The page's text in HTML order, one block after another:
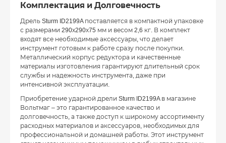
Комплектация и Долговечность
Дрель Sturm ID2199A поставляется в компактной упаковке
с размерами 290х290х75 мм и весом 2,6 кг. В комплект
входят все необходимые аксессуары, что делает
инструмент готовым к работе сразу после покупки.
Металлический корпус редуктора и качественные
материалы изготовления гарантируют длительный срок
службы и надежность инструмента, даже при
интенсивной эксплуатации.
Приобретение ударной дрели Sturm ID2199A в магазине
Вольтмаг – это гарантированное качество и
долговечность, а также доступ к широкому ассортименту
расходных материалов и аксессуаров, необходимых для
профессиональной и домашней работы. Этот инструмент